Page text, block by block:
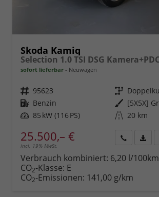
Skoda Kamiq
sofort lieferbar Neuwagen
Fahrzeugnr. 95623 Getriebe
Kraftstoff Benzin Außenfarbe
Leistung 85 kW (116 PS) Kilometerstand 20 km
25.500,– €
incl. 19% MwSt.
anfordern
Datei,
Verbrauch kombiniert: 6,20 l/100km
CO2-Klasse: E
CO2-Emissionen: 141,00 g/km